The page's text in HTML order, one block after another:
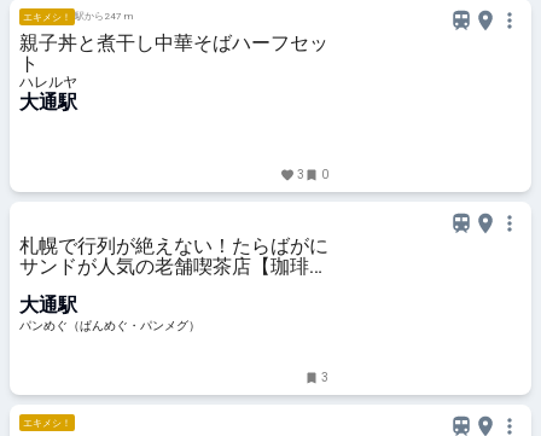
エキメシ！ 駅から247 m
親子丼と煮干し中華そばハーフセッ
ト
ハレルヤ
大通駅
3 0
札幌で行列が絶えない！たらばがに
サンドが人気の老舗喫茶店【珈琲と
道・札幌市）
大通駅
パンめぐ（ぱんめぐ・パンメグ）
3
エキメシ！